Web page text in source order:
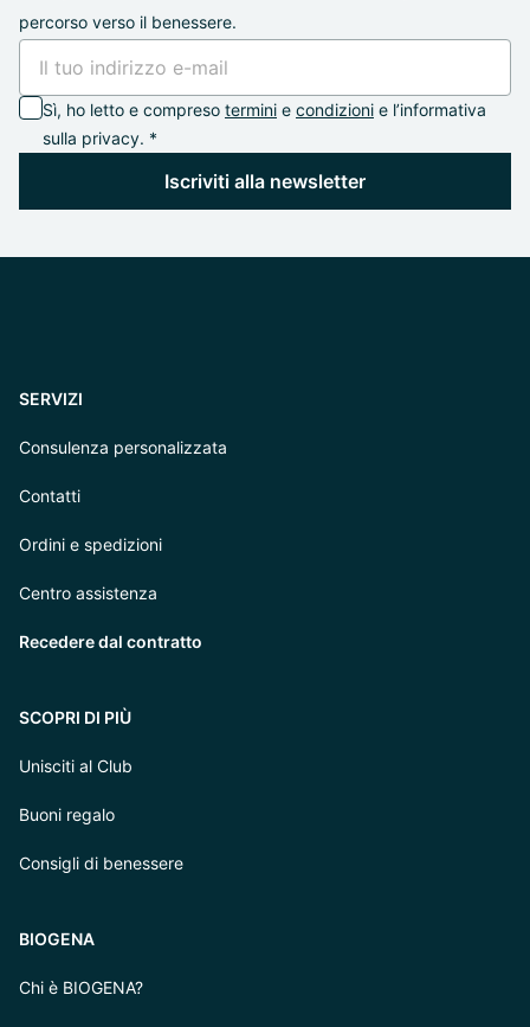
percorso verso il benessere.
Sì, ho letto e compreso termini e condizioni e l’informativa
sulla privacy. *
Iscriviti alla newsletter
SERVIZI
Consulenza personalizzata
Contatti
Ordini e spedizioni
Centro assistenza
Recedere dal contratto
SCOPRI DI PIÙ
Unisciti al Club
Buoni regalo
Consigli di benessere
BIOGENA
Chi è BIOGENA?